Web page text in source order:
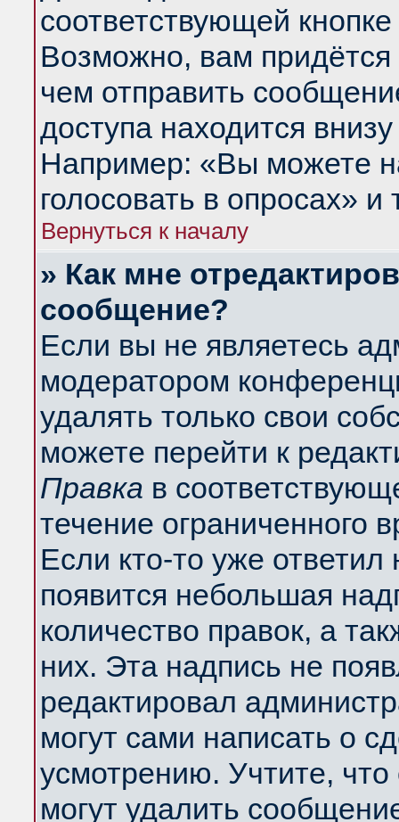
соответствующей
Возможно, вам придётся
чем отправить
доступа находится
Например: «Вы можете
голосовать в опросах» и
Вернуться к началу
» Как мне
сообщение?
Если вы не являетесь
модератором
удалять только свои
можете перейти к
Правка в
течение ограниченного
Если кто-то уже
появится небольшая
количество правок, а
них. Эта надпись не
редактировал
могут сами написать о
усмотрению. Учтите,
могут удалить